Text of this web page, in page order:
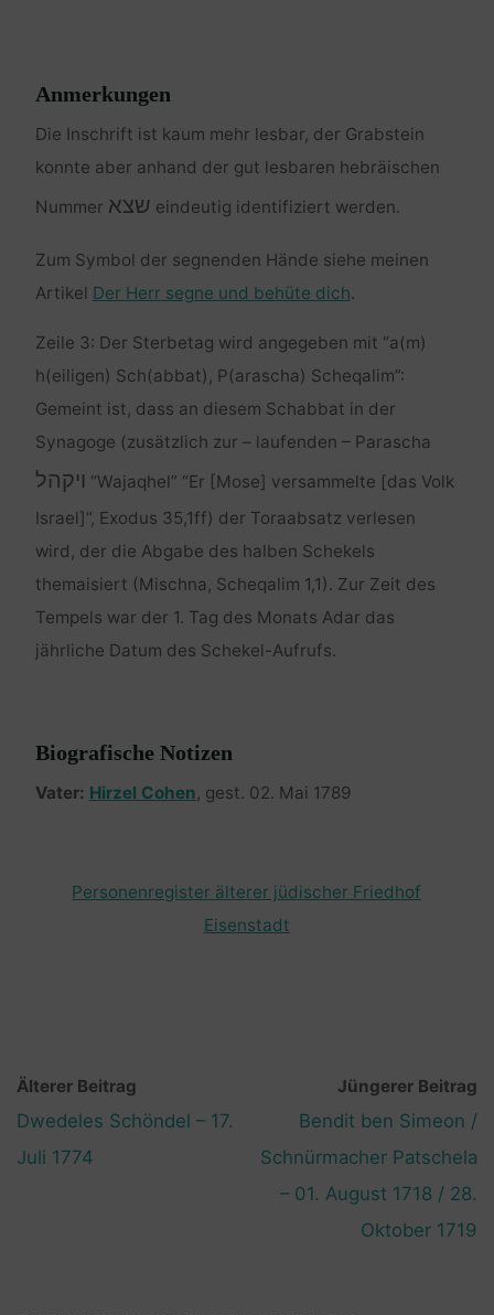
Anmerkungen
Die Inschrift ist kaum mehr lesbar, der Grabstein
konnte aber anhand der gut lesbaren hebräischen
Nummer שצא eindeutig identifiziert werden.
Zum Symbol der segnenden Hände siehe meinen
Artikel Der Herr segne und behüte dich.
Zeile 3: Der Sterbetag wird angegeben mit “a(m)
h(eiligen) Sch(abbat), P(arascha) Scheqalim”:
Gemeint ist, dass an diesem Schabbat in der
Synagoge (zusätzlich zur – laufenden – Parascha
ויקהל “Wajaqhel” “Er [Mose] versammelte [das Volk
Israel]”, Exodus 35,1ff) der Toraabsatz verlesen
wird, der die Abgabe des halben Schekels
themaisiert (Mischna, Scheqalim 1,1). Zur Zeit des
Tempels war der 1. Tag des Monats Adar das
jährliche Datum des Schekel-Aufrufs.
Biografische Notizen
Vater: Hirzel Cohen, gest. 02. Mai 1789
Personenregister älterer jüdischer Friedhof
Eisenstadt
Älterer Beitrag
Dwedeles Schöndel – 17.
Juli 1774
Jüngerer Beitrag
Bendit ben Simeon /
Schnürmacher Patschela
– 01. August 1718 / 28.
Oktober 1719